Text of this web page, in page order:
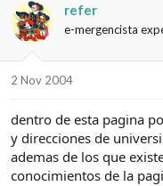
refer
e-mergencista
2 Nov 2004
dentro de esta pagina
y direcciones de
ademas de los que
conocimientos de la